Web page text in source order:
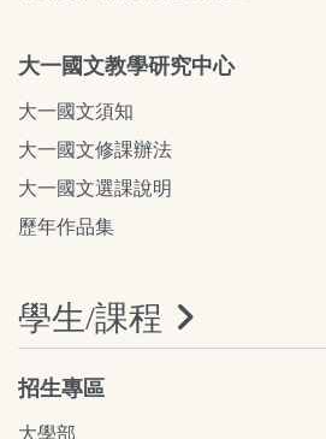
大一國文教學研究中心
大一國文須知
大一國文修課辦法
大一國文選課說明
歷年作品集
學生/課程
招生專區
大學部